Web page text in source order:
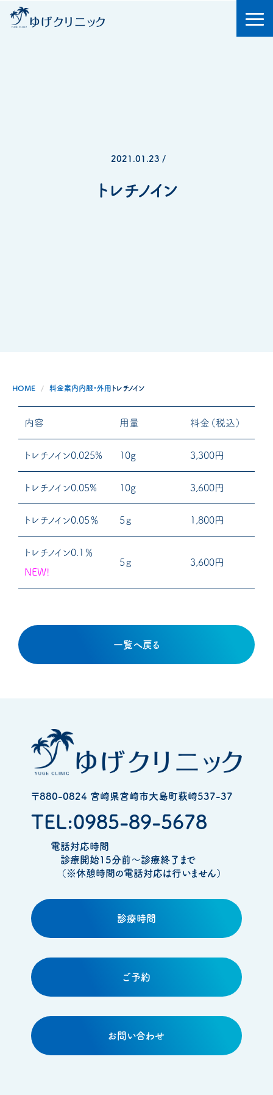
2021.01.23 /
トレチノイン
HOME 料金案内内服・外用 トレチノイン
内容 用量 料金（税込）
トレチノイン0.025% 10g 3,300円
トレチノイン0.05% 10g 3,600円
トレチノイン0.05％ 5ｇ 1,800円
トレチノイン0.1％
NEW!
5ｇ 3,600円
一覧へ戻る
〒880-0824 宮崎県宮崎市大島町萩崎537-37
TEL:0985-89-5678
電話対応時間
診療開始15分前～診療終了まで
（※休憩時間の電話対応は行いません）
診療時間
ご予約
お問い合わせ